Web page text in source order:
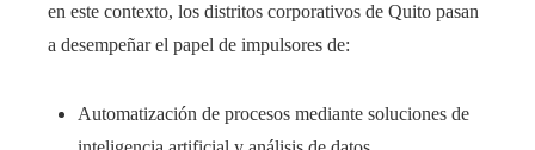
en este contexto, los distritos corporativos de Quito pasan
a desempeñar el papel de impulsores de:
Automatización de procesos mediante soluciones de